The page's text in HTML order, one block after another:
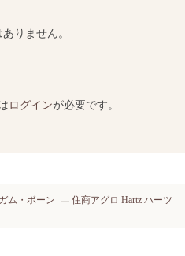
りません。
ログインが必要です。
ガム・ボーン
住商アグロ Hartz ハーツ